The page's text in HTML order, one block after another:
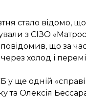
стало відомо,
з СІЗО
що за
холод і
у ще одній
Олексія